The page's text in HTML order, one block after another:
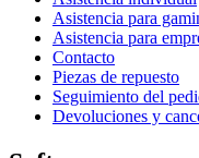
Asistencia para
Asistencia para
Contacto
Piezas de repuesto
Seguimiento del
Devoluciones y